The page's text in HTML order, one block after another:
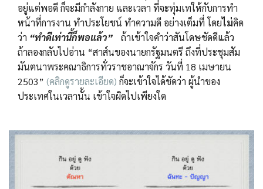
อยู่แต่พอดี ก็จะมีกำลังกาย และเวลา ที่จะทุ่มเทให้กับการทำ
หน้าที่การงาน ทำประโยชน์ ทำความดี อย่างเต็มที่ โดยไม่คิด
ว่า “ทำดีเท่านี้ก็พอแล้ว” ถ้าเข้าใจคำว่าสันโดษชัดดีแล้ว
ถ้าลองกลับไปอ่าน “สาส์นของนายกรัฐมนตรี ถึงที่ประชุมสัม
มันตนาพระคณาธิการทั่วราชอาณาจักร วันที่ 18 เมษายน
2503” (คลิกดูรายละเอียด) ก็จะเข้าใจได้ชัดว่า ผู้นำของ
ประเทศในเวลานั้น เข้าใจผิดไปเพียงใด